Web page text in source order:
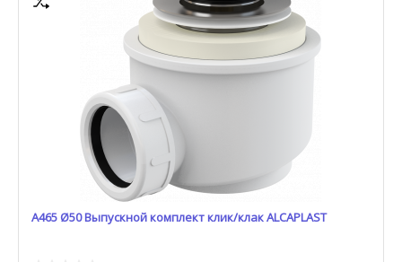
A465 Ø50 Выпускной комплект клик/клак ALCAPLAST